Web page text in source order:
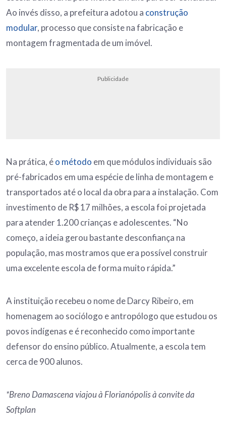
Ao invés disso, a prefeitura adotou a construção
modular, processo que consiste na fabricação e
montagem fragmentada de um imóvel.
Publicidade
Na prática, éo método em que módulos individuais são
pré-fabricados em uma espécie de linha de montagem e
transportados até o local da obra para a instalação. Com
investimento de R$ 17 milhões, a escola foi projetada
para atender 1.200 crianças e adolescentes. “No
começo, a ideia gerou bastante desconfiança na
população, mas mostramos que era possível construir
uma excelente escola de forma muito rápida.”
A instituição recebeu o nome de Darcy Ribeiro, em
homenagem ao sociólogo e antropólogo que estudou os
povos indígenas e é reconhecido como importante
defensor do ensino público. Atualmente, a escola tem
cerca de 900 alunos.
*Breno Damascena vi​ajou à Florianópolis à convite da
Softplan